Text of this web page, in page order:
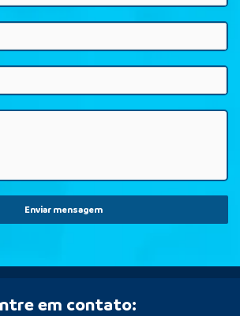
Enviar mensagem
em contato: